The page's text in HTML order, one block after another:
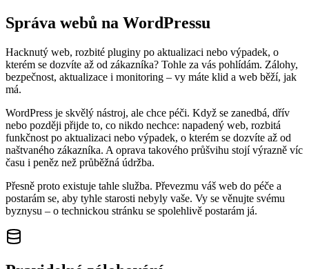
Správa webů na WordPressu
Hacknutý web, rozbité pluginy po aktualizaci nebo výpadek, o
kterém se dozvíte až od zákazníka? Tohle za vás pohlídám. Zálohy,
bezpečnost, aktualizace i monitoring – vy máte klid a web běží, jak
má.
WordPress je skvělý nástroj, ale chce péči. Když se zanedbá, dřív
nebo později přijde to, co nikdo nechce: napadený web, rozbitá
funkčnost po aktualizaci nebo výpadek, o kterém se dozvíte až od
naštvaného zákazníka. A oprava takového průšvihu stojí výrazně víc
času i peněz než průběžná údržba.
Přesně proto existuje tahle služba. Převezmu váš web do péče a
postarám se, aby tyhle starosti nebyly vaše. Vy se věnujte svému
byznysu – o technickou stránku se spolehlivě postarám já.